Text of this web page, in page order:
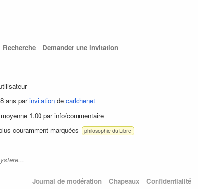
Recherche Demander une invitation
ans parinvitation decarlchenet
1.00 par info/commentaire
couramment marquées philosophie du Libre
Journal de modération Chapeaux Confidentialité